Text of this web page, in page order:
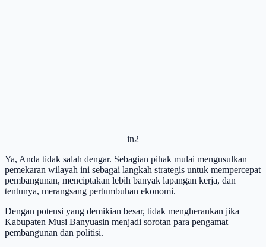
in2
Ya, Anda tidak salah dengar. Sebagian pihak mulai mengusulkan
pemekaran wilayah ini sebagai langkah strategis untuk mempercepat
pembangunan, menciptakan lebih banyak lapangan kerja, dan
tentunya, merangsang pertumbuhan ekonomi.
Dengan potensi yang demikian besar, tidak mengherankan jika
Kabupaten Musi Banyuasin menjadi sorotan para pengamat
pembangunan dan politisi.